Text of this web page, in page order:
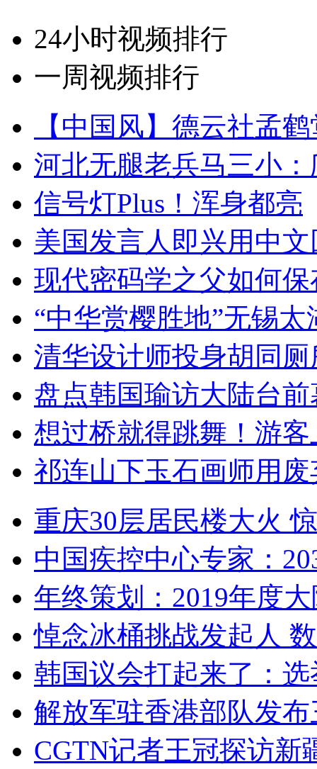
24小时视频排行
一周视频排行
【中国风】德云社孟
河北无腿老兵马三小
信号灯Plus！浑身都亮
美国发言人即兴用中
现代密码学之父如何
“中华赏樱胜地”无锡
清华设计师投身胡同
盘点韩国瑜访大陆台
想过桥就得跳舞！游客
祁连山下玉石画师用
重庆30层居民楼大火
中国疾控中心专家：
年终策划：2019年度
悼念冰桶挑战发起人
韩国议会打起来了：
解放军驻香港部队发
CGTN记者王冠探访新